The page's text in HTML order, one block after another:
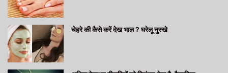
चेहरे की कैसे करें देख भाल ? घरेलू नुस्खे